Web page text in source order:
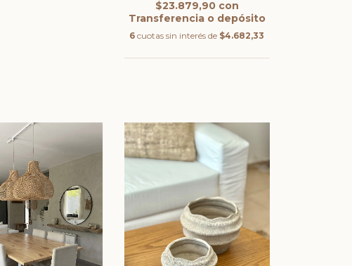
$23.879,90 con
Transferencia o depósito
6 cuotas sin interés de $4.682,33